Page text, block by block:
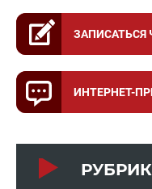
ЗАПИСАТЬСЯ
ИНТЕРНЕТ-